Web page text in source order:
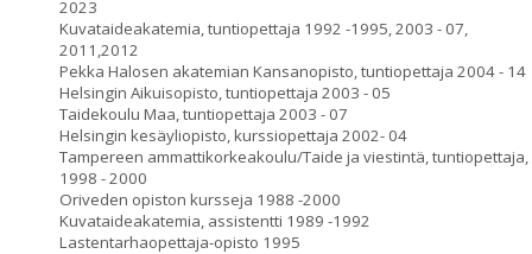
2023
Kuvataideakatemia, tuntiopettaja 1992 -1995, 2003 - 07,
2011,2012
Pekka Halosen akatemian Kansanopisto, tuntiopettaja 2004 - 14
Helsingin Aikuisopisto, tuntiopettaja 2003 - 05
Taidekoulu Maa, tuntiopettaja 2003 - 07
Helsingin kesäyliopisto, kurssiopettaja 2002- 04
Tampereen ammattikorkeakoulu/Taide ja viestintä, tuntiopettaja,
1998 - 2000
Oriveden opiston kursseja 1988 -2000
Kuvataideakatemia, assistentti 1989 -1992
Lastentarhaopettaja-opisto 1995